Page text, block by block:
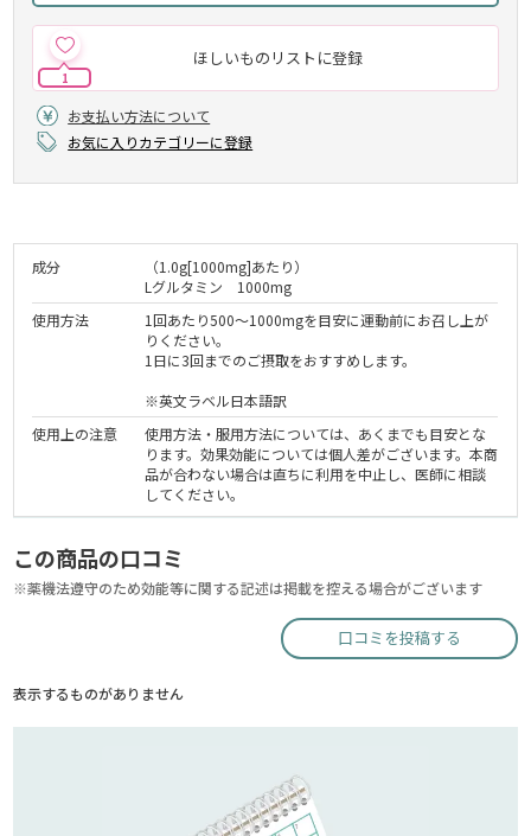
ほしいものリストに登録
1
お支払い方法について
お気に入りカテゴリーに登録
成分
（1.0g[1000mg]あたり）
Lグルタミン 1000mg
使用方法
1回あたり500～1000mgを目安に運動前にお召し上が
りください。
1日に3回までのご摂取をおすすめします。
※英文ラベル日本語訳
使用上の注意
使用方法・服用方法については、あくまでも目安とな
ります。効果効能については個人差がございます。本商
品が合わない場合は直ちに利用を中止し、医師に相談
してください。
この商品の口コミ
※薬機法遵守のため効能等に関する記述は掲載を控える場合がございます
口コミを投稿する
表示するものがありません